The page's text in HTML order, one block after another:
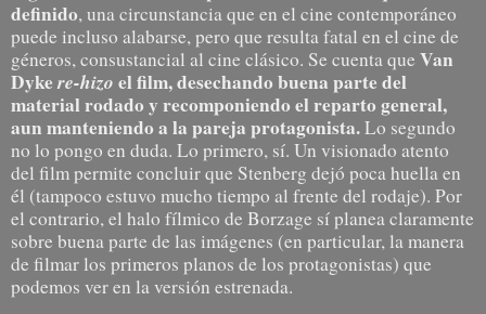
definido, una circunstancia que en el cine contemporáneo
puede incluso alabarse, pero que resulta fatal en el cine de
géneros, consustancial al cine clásico. Se cuenta que Van
Dykere-hizo el film, desechando buena parte del
material rodado y recomponiendo el reparto general,
aun manteniendo a la pareja protagonista.Lo segundo
no lo pongo en duda. Lo primero, sí. Un visionado atento
del film permite concluir que Stenberg dejó poca huella en
él (tampoco estuvo mucho tiempo al frente del rodaje). Por
el contrario, el halo fílmico de Borzage sí planea claramente
sobre buena parte de las imágenes (en particular, la manera
de filmar los primeros planos de los protagonistas) que
podemos ver en la versión estrenada.